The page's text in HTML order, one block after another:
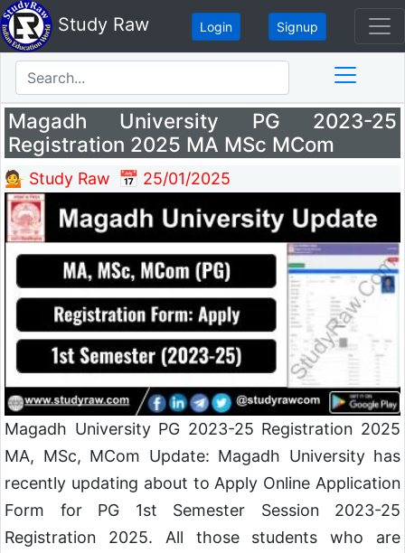
Study Raw Login Signup
Magadh University PG 2023-25
Registration 2025 MA MSc MCom
💁 Study Raw 📅 25/01/2025
Magadh University PG 2023-25 Registration 2025
MA, MSc, MCom Update: Magadh University has
recently updating about to Apply Online Application
Form for PG 1st Semester Session 2023-25
Registration 2025. All those students who are